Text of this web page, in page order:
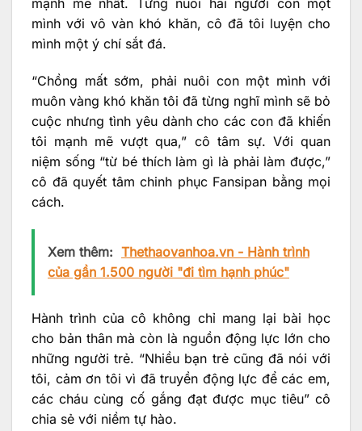
mạnh mẽ nhất. Từng nuôi hai người con một
mình với vô vàn khó khăn, cô đã tôi luyện cho
mình một ý chí sắt đá.
“Chồng mất sớm, phải nuôi con một mình với
muôn vàng khó khăn tôi đã từng nghĩ mình sẽ bỏ
cuộc nhưng tình yêu dành cho các con đã khiến
tôi mạnh mẽ vượt qua,” cô tâm sự. Với quan
niệm sống “từ bé thích làm gì là phải làm được,”
cô đã quyết tâm chinh phục Fansipan bằng mọi
cách.
Xem thêm: Thethaovanhoa.vn - Hành trình
của gần 1.500 người "đi tìm hạnh phúc"
Hành trình của cô không chỉ mang lại bài học
cho bản thân mà còn là nguồn động lực lớn cho
những người trẻ. “Nhiều bạn trẻ cũng đã nói với
tôi, cảm ơn tôi vì đã truyền động lực để các em,
các cháu cùng cố gắng đạt được mục tiêu” cô
chia sẻ với niềm tự hào.